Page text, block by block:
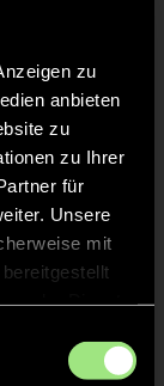
zu
anbieten
zu
zu Ihrer
für
Unsere
mit